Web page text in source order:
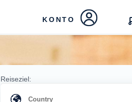
KONTO
Reiseziel: